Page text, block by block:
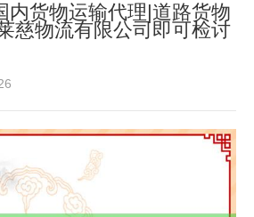
内货物运输代理|道路货物
慈物流有限公司即可检讨